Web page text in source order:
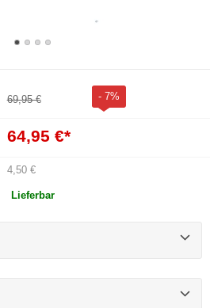
69,95 € - 7%
64,95 €*
4,50 €
Lieferbar